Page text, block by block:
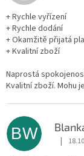
+ Rychle vyřízení
+ Rychle dodání
+ Okamžitě přijatá
+ Kvalitní zboží
Naprostá
Kvalitní zboží. Mohu
BW |